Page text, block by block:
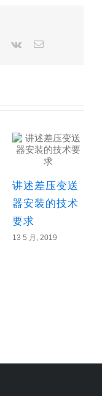
Pinterest
Vk Email
讲述差压变送
器安装的技术
要求
13 5 月, 2019